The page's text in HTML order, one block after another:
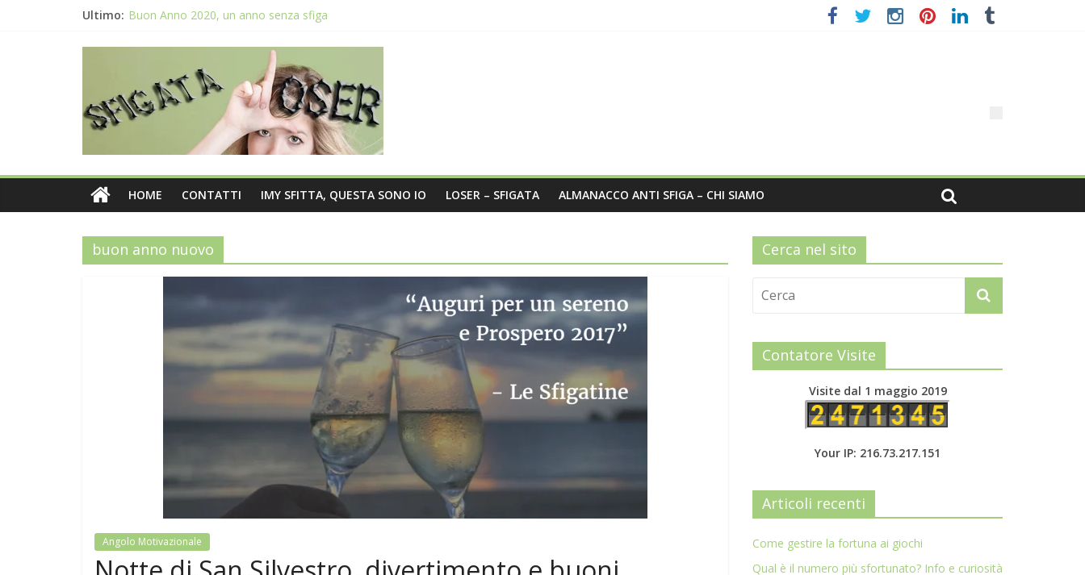
Ultimo: Buon Anno 2020, un anno senza sfiga
Qual è il numero più sfortunato? Info e curiosità nel post
La sfortuna mi perseguita anche con la spesa
Il 2020 anno bisestile porta sfortuna davvero?
HOME CONTATTI IMY SFITTA, QUESTA SONO IO LOSER – SFIGATA ALMANACCO ANTI SFIGA – CHI SIAMO
buon anno nuovo
Angolo Motivazionale
Cerca nel sito
Contatore Visite
Visite dal 1 maggio 2019
Your IP: 216.73.217.151
Articoli recenti
Come gestire la fortuna ai giochi
Qual è il numero più sfortunato? Info e curiosità